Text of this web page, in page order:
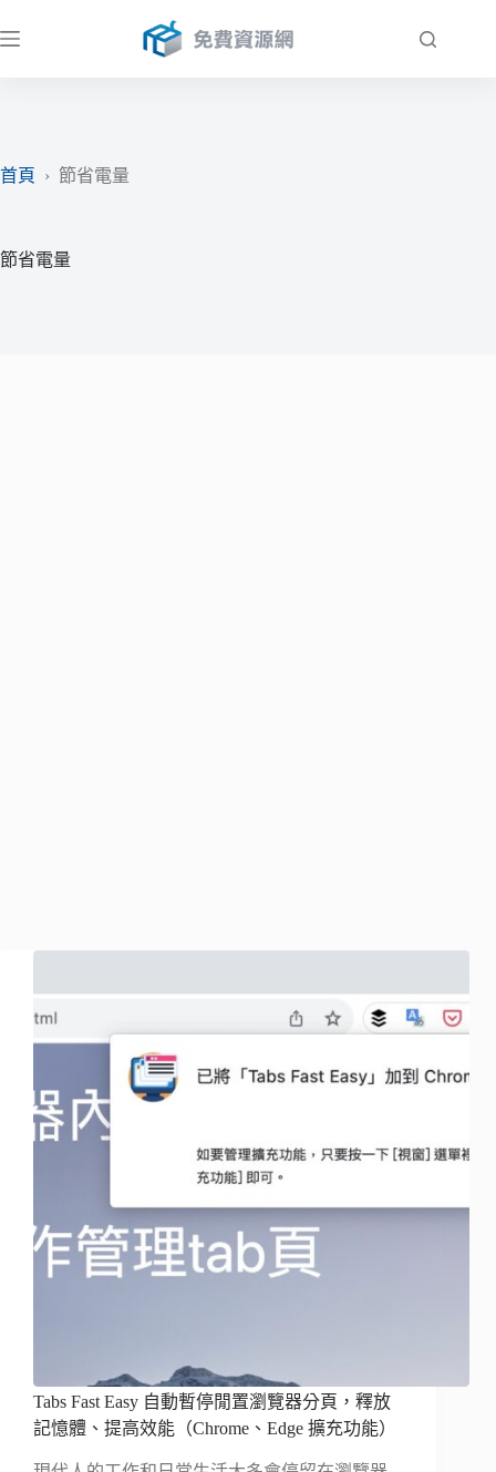
至
首頁
› 節省電量
節省電量
Tabs Fast Easy 自動暫停閒置瀏覽器分頁，釋放
記憶體、提高效能（Chrome、Edge 擴充功能）